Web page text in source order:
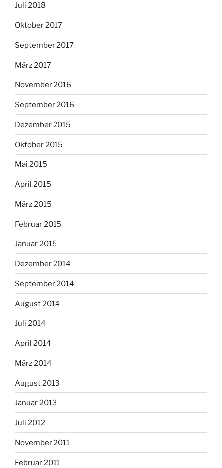
Juli 2018
Oktober 2017
September 2017
März 2017
November 2016
September 2016
Dezember 2015
Oktober 2015
Mai 2015
April 2015
März 2015
Februar 2015
Januar 2015
Dezember 2014
September 2014
August 2014
Juli 2014
April 2014
März 2014
August 2013
Januar 2013
Juli 2012
November 2011
Februar 2011